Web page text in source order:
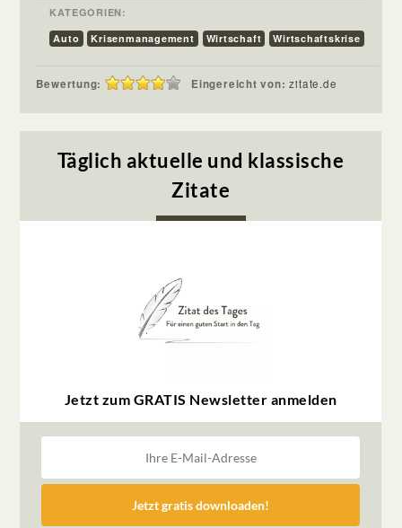
KATEGORIEN:
Auto
Krisenmanagement Wirtschaft Wirtschaftskrise
Bewertung: Eingereicht von:zitate.de